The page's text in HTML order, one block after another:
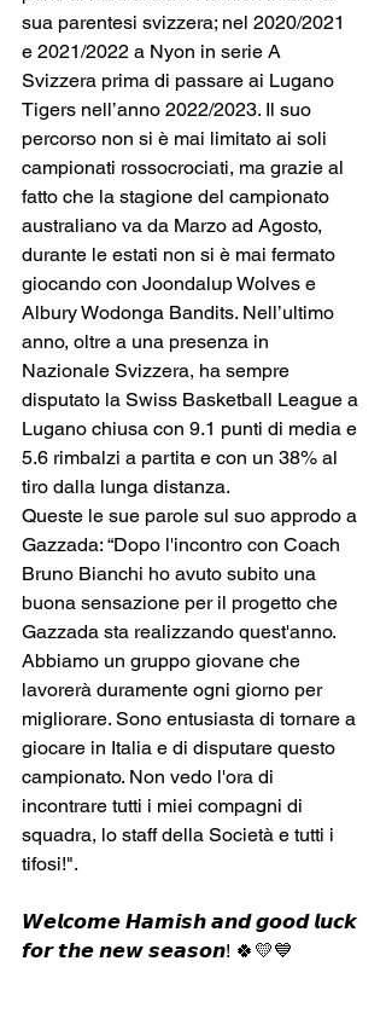
sua parentesi svizzera; nel 2020/2021
e 2021/2022 a Nyon in serie A
Svizzera prima di passare ai Lugano
Tigers nell’anno 2022/2023. Il suo
percorso non si è mai limitato ai soli
campionati rossocrociati, ma grazie al
fatto che la stagione del campionato
australiano va da Marzo ad Agosto,
durante le estati non si è mai fermato
giocando con Joondalup Wolves e
Albury Wodonga Bandits. Nell’ultimo
anno, oltre a una presenza in
Nazionale Svizzera, ha sempre
disputato la Swiss Basketball League a
Lugano chiusa con 9.1 punti di media e
5.6 rimbalzi a partita e con un 38% al
tiro dalla lunga distanza.
Queste le sue parole sul suo approdo a
Gazzada: “Dopo l'incontro con Coach
Bruno Bianchi ho avuto subito una
buona sensazione per il progetto che
Gazzada sta realizzando quest'anno.
Abbiamo un gruppo giovane che
lavorerà duramente ogni giorno per
migliorare. Sono entusiasta di tornare a
giocare in Italia e di disputare questo
campionato. Non vedo l'ora di
incontrare tutti i miei compagni di
squadra, lo staff della Società e tutti i
tifosi!".
𝙒𝙚𝙡𝙘𝙤𝙢𝙚 𝙃𝙖𝙢𝙞𝙨𝙝 𝙖𝙣𝙙 𝙜𝙤𝙤𝙙 𝙡𝙪𝙘𝙠
𝙛𝙤𝙧 𝙩𝙝𝙚 𝙣𝙚𝙬 𝙨𝙚𝙖𝙨𝙤𝙣! 🍀💛💙